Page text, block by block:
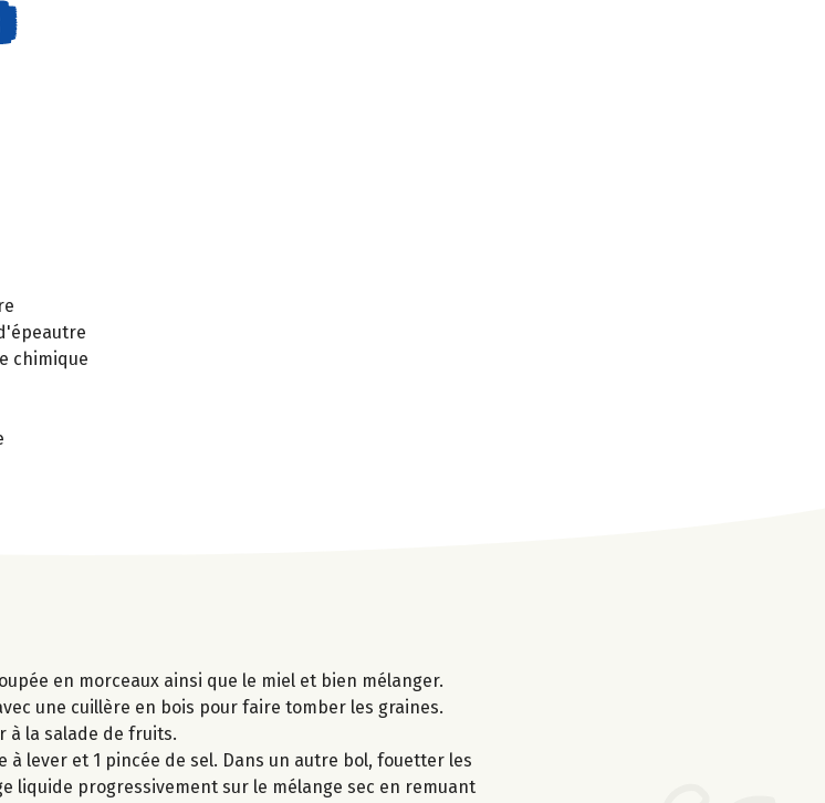
chimique
en morceaux ainsi que le miel et bien mélanger.
une cuillère en bois pour faire tomber les graines.
à la salade de fruits.
lever et 1 pincée de sel. Dans un autre bol, fouetter les
liquide progressivement sur le mélange sec en remuant